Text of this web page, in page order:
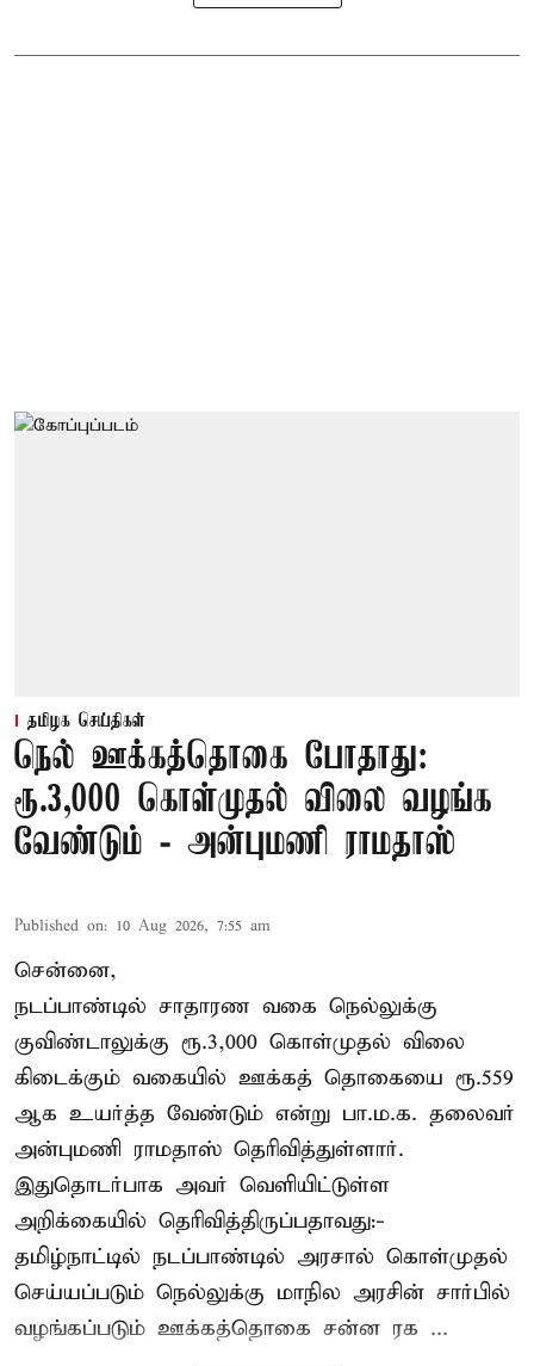
தமிழக செய்திகள்
நெல் ஊக்கத்தொகை போதாது:
ரூ.3,000 கொள்முதல் விலை வழங்க
வேண்டும் - அன்புமணி ராமதாஸ்
Published on: 10 Aug 2026, 7:55 am
சென்னை,
நடப்பாண்டில் சாதாரண வகை நெல்லுக்கு
குவிண்டாலுக்கு ரூ.3,000 கொள்முதல் விலை
கிடைக்கும் வகையில் ஊக்கத் தொகையை ரூ.559
ஆக உயர்த்த வேண்டும் என்று பா.ம.க. தலைவர்
அன்புமணி ராமதாஸ் தெரிவித்துள்ளார்.
இதுதொடர்பாக அவர் வெளியிட்டுள்ள
அறிக்கையில் தெரிவித்திருப்பதாவது:-
தமிழ்நாட்டில் நடப்பாண்டில் அரசால் கொள்முதல்
செய்யப்படும் நெல்லுக்கு மாநில அரசின் சார்பில்
வழங்கப்படும் ஊக்கத்தொகை சன்ன ரக ...